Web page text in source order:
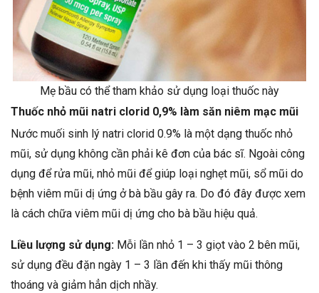
Mẹ bầu có thể tham khảo sử dụng loại thuốc này
Thuốc nhỏ mũi natri clorid 0,9% làm săn niêm mạc mũi
Nước muối sinh lý natri clorid 0.9% là một dạng thuốc nhỏ
mũi, sử dụng không cần phải kê đơn của bác sĩ. Ngoài công
dụng để rửa mũi, nhỏ mũi để giúp loại nghẹt mũi, sổ mũi do
bệnh viêm mũi dị ứng ở bà bầu gây ra. Do đó đây được xem
là cách chữa viêm mũi dị ứng cho bà bầu hiệu quả.
Liều lượng sử dụng: Mỗi lần nhỏ 1 – 3 giọt vào 2 bên mũi,
sử dụng đều đặn ngày 1 – 3 lần đến khi thấy mũi thông
thoáng và giảm hẳn dịch nhầy.